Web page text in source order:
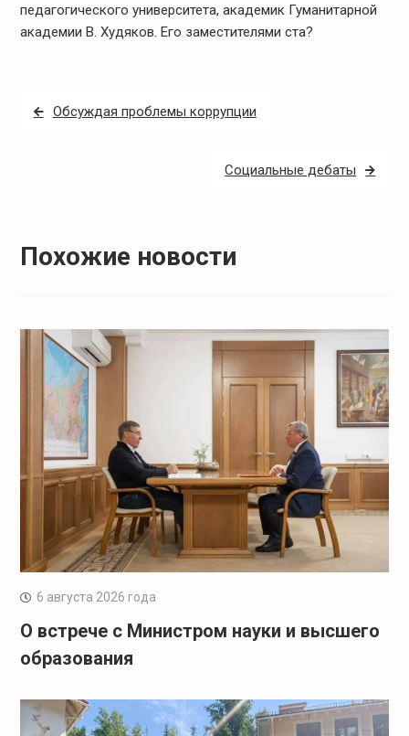
педагогического университета, академик Гуманитарной
академии В. Худяков. Его заместителями ста?
Навигация
Обсуждая проблемы коррупции
Социальные дебаты
Похожие новости
6 августа 2026 года
О встрече с Министром науки и высшего
образования